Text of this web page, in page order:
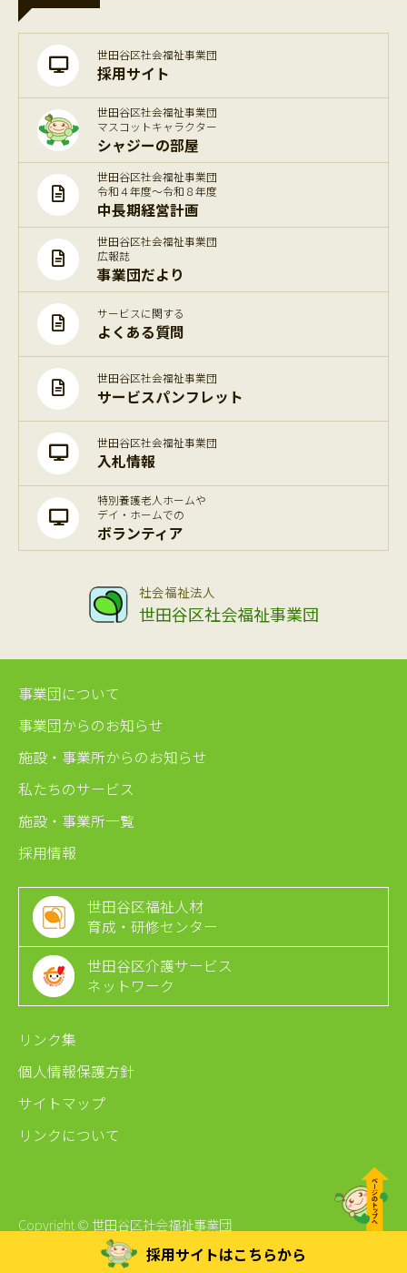
世田谷区社会福祉事業団
採用サイト
世田谷区社会福祉事業団
マスコットキャラクター
シャジーの部屋
世田谷区社会福祉事業団
令和４年度～令和８年度
中長期経営計画
世田谷区社会福祉事業団
広報誌
事業団だより
サービスに関する
よくある質問
世田谷区社会福祉事業団
サービスパンフレット
世田谷区社会福祉事業団
入札情報
特別養護老人ホームや
デイ・ホームでの
ボランティア
社会福祉法人
世田谷区社会福祉事業団
事業団について
事業団からのお知らせ
施設・事業所からのお知らせ
私たちのサービス
施設・事業所一覧
採用情報
世田谷区福祉人材
育成・研修センター
世田谷区介護サービス
ネットワーク
リンク集
個人情報保護方針
サイトマップ
リンクについて
Copyright © 世田谷区社会福祉事業団
採用サイトはこちらから